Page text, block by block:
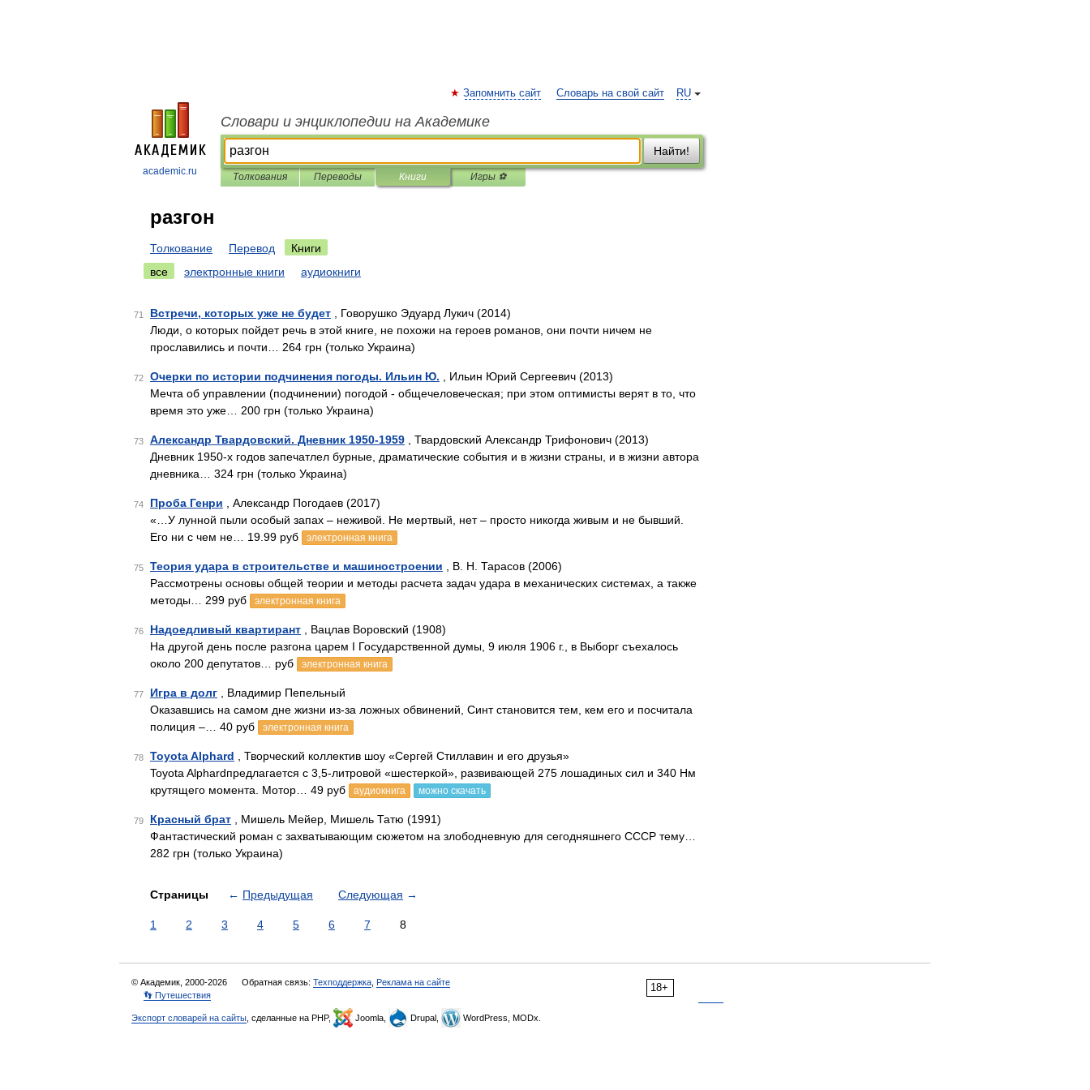
academic.ru
RU
Запомнить сайт Словарь на свой сайт
Словари и энциклопедии на Академике
Найти!
Толкования Переводы Книги Игры ⚽
разгон
Толкование Перевод
Книги
все
электронные книги аудиокниги
71 Встречи, которых уже не будет , Говорушко Эдуард Лукич (2014)
Люди, о которых пойдет речь в этой книге, не похожи на героев романов, они почти ничем не
прославились и почти… 264 грн (только Украина)
72 Очерки по истории подчинения погоды. Ильин Ю. , Ильин Юрий Сергеевич (2013)
Мечта об управлении (подчинении) погодой - общечеловеческая; при этом оптимисты верят в то, что
время это уже… 200 грн (только Украина)
73 Александр Твардовский. Дневник 1950-1959 , Твардовский Александр Трифонович (2013)
Дневник 1950-х годов запечатлел бурные, драматические события и в жизни страны, и в жизни автора
дневника… 324 грн (только Украина)
74 Проба Генри , Александр Погодаев (2017)
«…У лунной пыли особый запах – неживой. Не мертвый, нет – просто никогда живым и не бывший.
Его ни с чем не… 19.99 руб
электронная книга
75 Теория удара в строительстве и машиностроении , В. Н. Тарасов (2006)
Рассмотрены основы общей теории и методы расчета задач удара в механических системах, а также
методы… 299 руб
электронная книга
76 Надоедливый квартирант , Вацлав Воровский (1908)
На другой день после разгона царем I Государственной думы, 9 июля 1906 г., в Выборг съехалось
около 200 депутатов… руб
электронная книга
77 Игра в долг , Владимир Пепельный
Оказавшись на самом дне жизни из-за ложных обвинений, Синт становится тем, кем его и посчитала
полиция –… 40 руб
электронная книга
78 Toyota Alphard , Творческий коллектив шоу «Сергей Стиллавин и его друзья»
Toyota Alphardпредлагается с 3,5-литровой «шестеркой», развивающей 275 лошадиных сил и 340 Нм
крутящего момента. Мотор… 49 руб
аудиокнига можно скачать
79 Красный брат , Мишель Мейер, Мишель Татю (1991)
Фантастический роман с захватывающим сюжетом на злободневную для сегодняшнего СССР тему…
282 грн (только Украина)
Страницы ← Предыдущая Следующая →
1 2 3 4 5 6 7 8
18+
© Академик, 2000-2026 Обратная связь: Техподдержка Реклама на сайте
👣 Путешествия
Экспорт словарей на сайты , сделанные на PHP, Joomla, Drupal, WordPress, MODx.